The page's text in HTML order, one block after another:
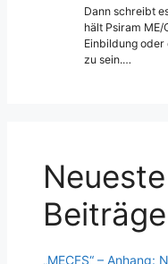
Dann schreibt
hält Psiram
Einbildung oder
zu sein.…
Neueste
Beiträge
„MECFS“ – Anhang: